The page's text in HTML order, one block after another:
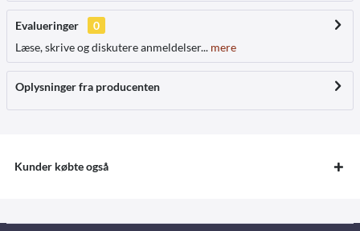
Evalueringer
0
Læse, skrive og diskutere anmeldelser... mere
Oplysninger fra producenten
Kunder købte også